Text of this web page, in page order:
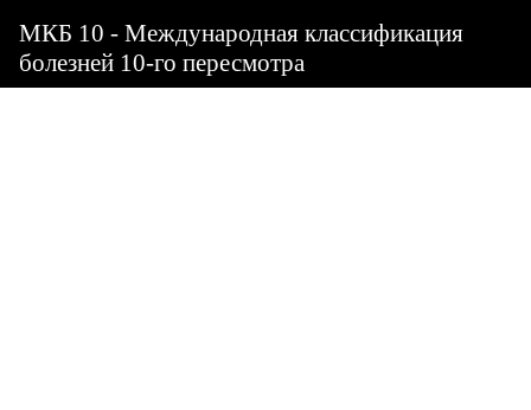
МКБ 10 - Международная классификация
болезней 10-го пересмотра